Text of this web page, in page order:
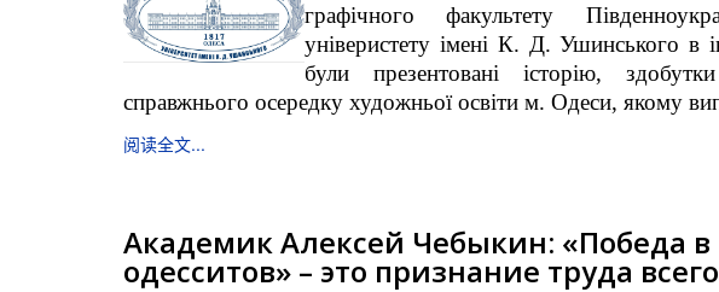
графічного факультету
універистету імені К. Д. Ушинського в
були презентовані історію,
справжнього осередку художньої освіти м. Одеси, якому
阅读全文...
Академик Алексей Чебыкин: «Победа
одесситов» – это признание труда